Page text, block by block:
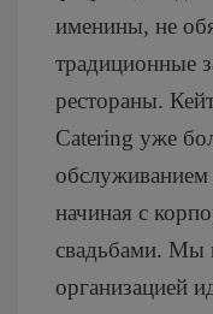
именины, не
традиционные
рестораны.
Catering уже
начиная с
свадьбами. Мы
организацией